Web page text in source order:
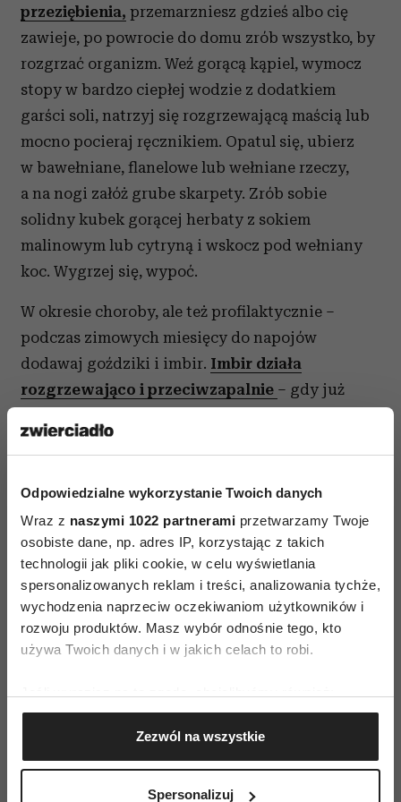
Odpowiedzialne wykorzystanie Twoich danych
Wraz z naszymi 1022 partnerami przetwarzamy Twoje
osobiste dane, np. adres IP, korzystając z takich
technologii jak pliki cookie, w celu wyświetlania
spersonalizowanych reklam i treści, analizowania tychże,
wychodzenia naprzeciw oczekiwaniom użytkowników i
rozwoju produktów. Masz wybór odnośnie tego, kto
używa Twoich danych i w jakich celach to robi.
Gromadzić dane dotyczące Twojej lokalizacji
geograficznej z dokładnością nawet do kilku metrów
Identyfikować Twoje urządzenie, aktywnie
Zezwól na wszystkie
Spersonalizuj
przeziębienia, przemarzniesz gdzieś albo cię
zawieje, po powrocie do domu zrób wszystko, by
rozgrzać organizm. Weź gorącą kąpiel, wymocz
stopy w bardzo ciepłej wodzie z dodatkiem
garści soli, natrzyj się rozgrzewającą maścią lub
mocno pocieraj ręcznikiem. Opatul się, ubierz
w bawełniane, flanelowe lub wełniane rzeczy,
a na nogi załóż grube skarpety. Zrób sobie
solidny kubek gorącej herbaty z sokiem
malinowym lub cytryną i wskocz pod wełniany
koc. Wygrzej się, wypoć.
W okresie choroby, ale też profilaktycznie –
podczas zimowych miesięcy do napojów
dodawaj goździki i imbir. Imbir działa
rozgrzewająco i przeciwzapalnie – gdy już
wody wrzuć kilka plasterków kłącza imbiru,
pogryź imbir, odkazisz w ten sposób gardło.
Wszelkie potrawy doprawiaj tymiankiem (działa
wykrztuśnie i bakteriobójczo), majerankiem
(działa przeciwzapalnie), pieprzem, papryczką
chilli i cynamonem – składniki te rozgrzewają
organizm, pobudzają krążenie i udrożniają nos
i gardło. Gorący domowy rosół to równie świetny
doskonale rozgrzewa, a wywar z mięsa i warzyw
zawiera wiele cennych składników odżywczych.